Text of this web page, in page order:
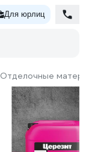
Для юрлиц
Отделочные